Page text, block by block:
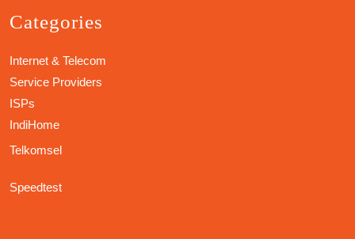
Categories
Internet & Telecom
Service Providers
ISPs
IndiHome
Telkomsel
Speedtest